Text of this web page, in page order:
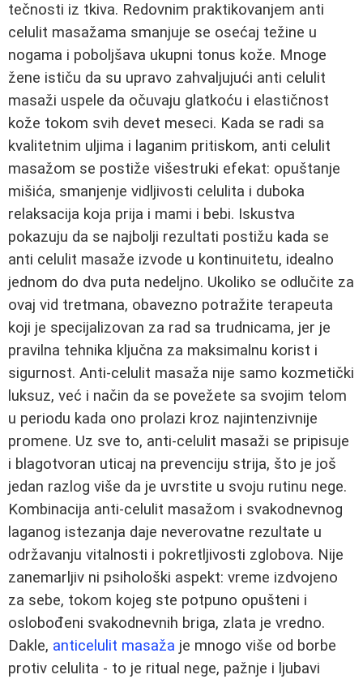
tečnosti iz tkiva. Redovnim praktikovanjem anti
celulit masažama smanjuje se osećaj težine u
nogama i poboljšava ukupni tonus kože. Mnoge
žene ističu da su upravo zahvaljujući anti celulit
masaži uspele da očuvaju glatkoću i elastičnost
kože tokom svih devet meseci. Kada se radi sa
kvalitetnim uljima i laganim pritiskom, anti celulit
masažom se postiže višestruki efekat: opuštanje
mišića, smanjenje vidljivosti celulita i duboka
relaksacija koja prija i mami i bebi. Iskustva
pokazuju da se najbolji rezultati postižu kada se
anti celulit masaže izvode u kontinuitetu, idealno
jednom do dva puta nedeljno. Ukoliko se odlučite za
ovaj vid tretmana, obavezno potražite terapeuta
koji je specijalizovan za rad sa trudnicama, jer je
pravilna tehnika ključna za maksimalnu korist i
sigurnost. Anti-celulit masaža nije samo kozmetički
luksuz, već i način da se povežete sa svojim telom
u periodu kada ono prolazi kroz najintenzivnije
promene. Uz sve to, anti-celulit masaži se pripisuje
i blagotvoran uticaj na prevenciju strija, što je još
jedan razlog više da je uvrstite u svoju rutinu nege.
Kombinacija anti-celulit masažom i svakodnevnog
laganog istezanja daje neverovatne rezultate u
održavanju vitalnosti i pokretljivosti zglobova. Nije
zanemarljiv ni psihološki aspekt: vreme izdvojeno
za sebe, tokom kojeg ste potpuno opušteni i
oslobođeni svakodnevnih briga, zlata je vredno.
Dakle, anticelulit masaža je mnogo više od borbe
protiv celulita - to je ritual nege, pažnje i ljubavi